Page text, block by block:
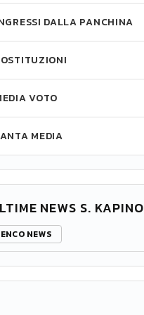
DALLA PANCHINA
VOTO
MEDIA
NEWS S. KAPINO
NEWS